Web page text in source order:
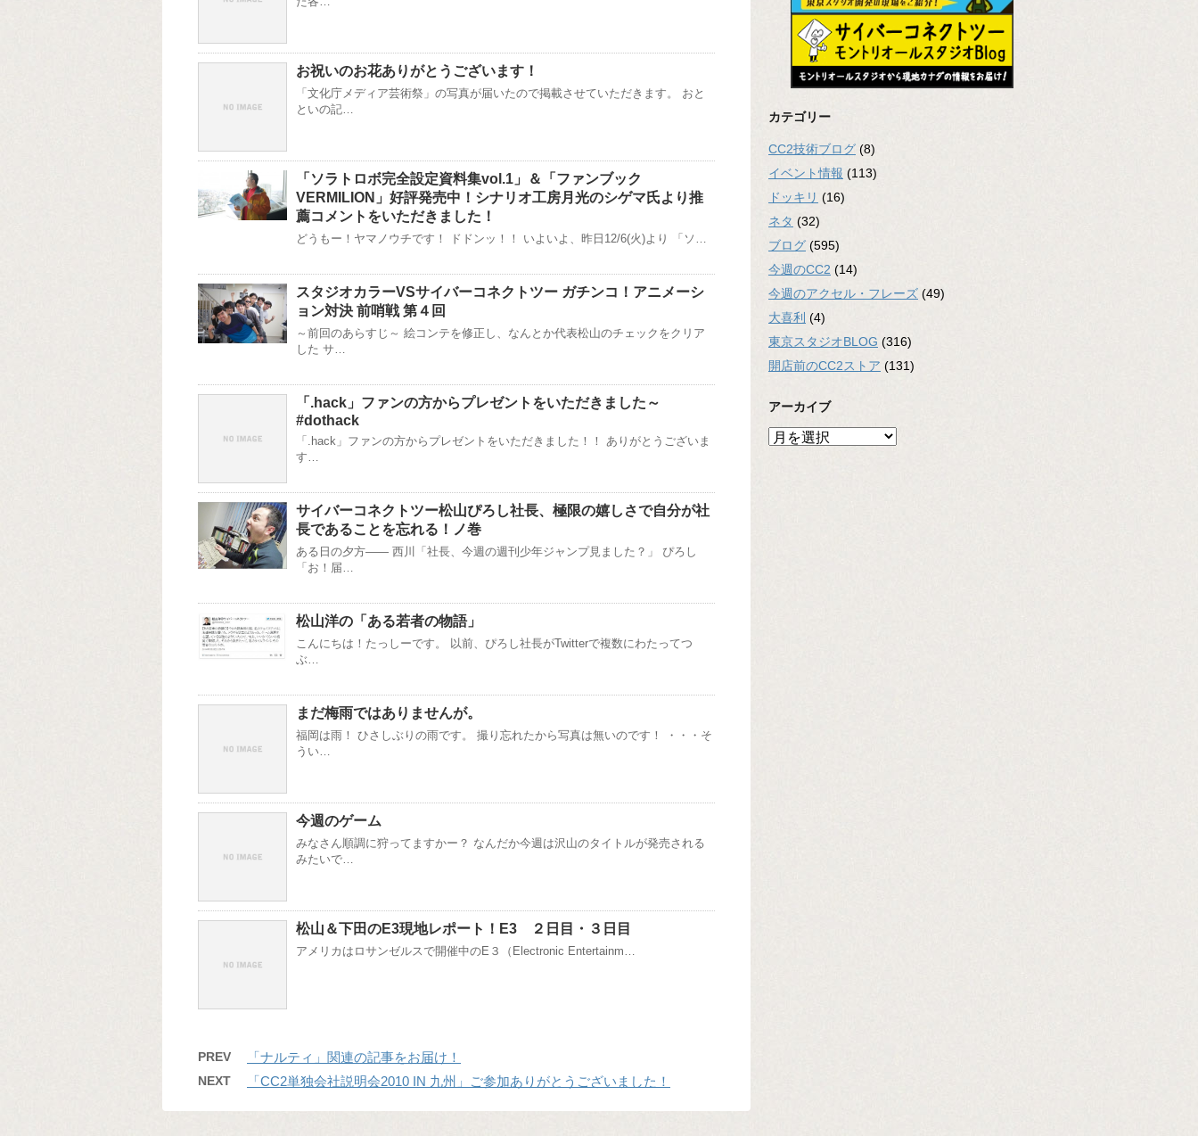
お祝いのお花ありがとうございます！
「文化庁メディア芸術祭」の写真が届いたので掲載させていただきます。 おと
といの記…
「ソラトロボ完全設定資料集vol.1」＆「ファンブック
VERMILION」好評発売中！シナリオ工房月光のシゲマ氏より推
薦コメントをいただきました！
どうもー！ヤマノウチです！ ドドンッ！！ いよいよ、昨日12/6(火)より 「ソ…
スタジオカラーVSサイバーコネクトツー ガチンコ！アニメーシ
ョン対決 前哨戦 第４回
～前回のあらすじ～ 絵コンテを修正し、なんとか代表松山のチェックをクリア
した サ…
「.hack」ファンの方からプレゼントをいただきました～
#dothack
「.hack」ファンの方からプレゼントをいただきました！！ ありがとうございま
す…
サイバーコネクトツー松山ぴろし社長、極限の嬉しさで自分が社
長であることを忘れる！ノ巻
ある日の夕方―― 西川「社長、今週の週刊少年ジャンプ見ました？」 ぴろし
「お！届…
松山洋の「ある若者の物語」
こんにちは！たっしーです。 以前、ぴろし社長がTwitterで複数にわたってつ
ぶ…
まだ梅雨ではありませんが。
福岡は雨！ ひさしぶりの雨です。 撮り忘れたから写真は無いのです！ ・・・そ
うい…
今週のゲーム
みなさん順調に狩ってますかー？ なんだか今週は沢山のタイトルが発売される
みたいで…
松山＆下田のE3現地レポート！E3 ２日目・３日目
アメリカはロサンゼルスで開催中のE３（Electronic Entertainm…
PREV 「ナルティ」関連の記事をお届け！
NEXT 「CC2単独会社説明会2010 IN 九州」ご参加ありがとうございました！
カテゴリー
CC2技術ブログ (8)
イベント情報 (113)
ドッキリ (16)
ネタ (32)
ブログ (595)
今週のCC2 (14)
今週のアクセル・フレーズ (49)
大喜利 (4)
東京スタジオBLOG (316)
開店前のCC2ストア (131)
アーカイブ
ア